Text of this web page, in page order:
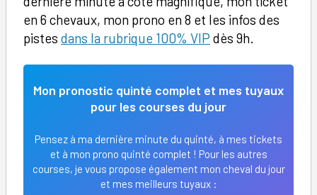
en 6 chevaux, mon prono en 8 et les infos des
pistes dans la rubrique 100% VIP dès 9h.
Mon pronostic quinté complet et mes tuyaux
pour les courses du jour
Pensez à ma dernière minute du quinté, à mes tickets
et à mon prono quinté complet ! Pour les autres
courses, je vous propose également mon cheval du jour
et mes meilleurs tuyaux :